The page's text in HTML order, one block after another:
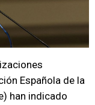
Española de la
han indicado